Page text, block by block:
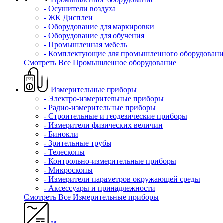
- Осушители воздуха
- ЖК Дисплеи
- Оборудование для маркировки
- Оборудование для обучения
- Промышленная мебель
- Комплектующие для промышленного
Смотреть Все Промышленное оборудование
Измерительные приборы
- Электро-измерительные приборы
- Радио-измерительные приборы
- Строительные и геодезические приборы
- Измерители физических величин
- Бинокли
- Зрительные трубы
- Телескопы
- Контрольно-измерительные приборы
- Микроскопы
- Измерители параметров окружающей среды
- Аксессуары и принадлежности
Смотреть Все Измерительные приборы